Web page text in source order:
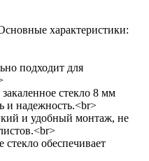
характеристики:
подходит для
стекло 8 мм
и надежность.<br>
и удобный монтаж, не
стекло обеспечивает